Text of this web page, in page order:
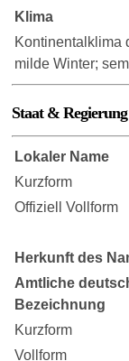
Klima
Kontinentalklima
milde Winter;
Staat & Regierung
Lokaler Name
Kurzform
Offiziell Vollform
Herkunft des
Amtliche
Bezeichnung
Kurzform
Vollform